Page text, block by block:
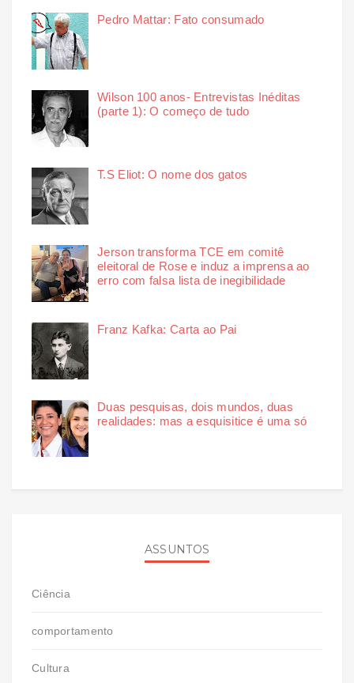
Pedro Mattar: Fato consumado
Wilson 100 anos- Entrevistas Inéditas
(parte 1): O começo de tudo
T.S Eliot: O nome dos gatos
Jerson transforma TCE em comitê
eleitoral de Rose e induz a imprensa ao
erro com falsa lista de inegibilidade
Franz Kafka: Carta ao Pai
Duas pesquisas, dois mundos, duas
realidades: mas a esquisitice é uma só
ASSUNTOS
Ciência
comportamento
Cultura